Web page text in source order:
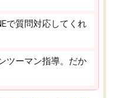
で質問対応してくれ
ツーマン指導。だか